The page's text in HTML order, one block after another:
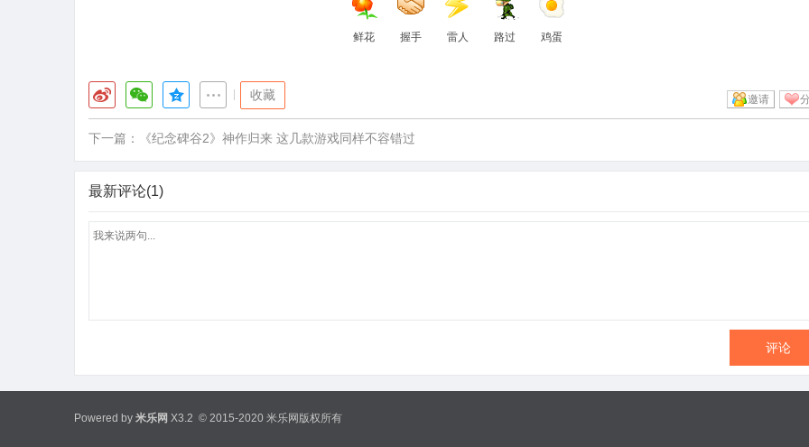
鲜花 握手 雷人 路过 鸡蛋
收藏 邀请
下一篇： 《纪念碑谷2》神作归来 这几款游戏同样不容错过
最新评论(1)
评论
Powered by 米乐网 X3.2 © 2015-2020 米乐网版权所有